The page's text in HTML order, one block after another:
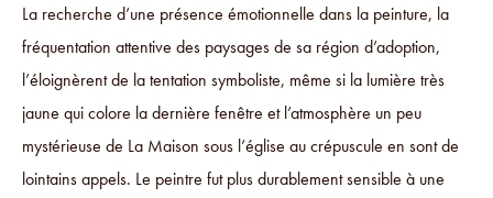
La recherche d’une présence émotionnelle dans la peinture, la
fréquentation attentive des paysages de sa région d’adoption,
l’éloignèrent de la tentation symboliste, même si la lumière très
jaune qui colore la dernière fenêtre et l’atmosphère un peu
mystérieuse de La Maison sous l’église au crépuscule en sont de
lointains appels. Le peintre fut plus durablement sensible à une